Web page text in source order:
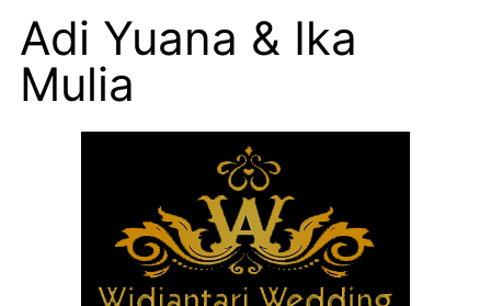
Adi Yuana & Ika
Mulia